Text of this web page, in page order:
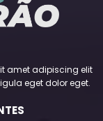
amet adipiscing elit